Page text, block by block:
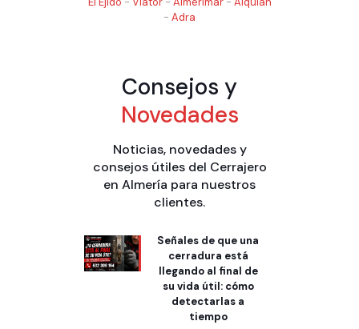
- Adra
Consejos y
Novedades
Noticias, novedades y
consejos útiles del Cerrajero
en Almería para nuestros
clientes.
Señales de que una
cerradura está
llegando al final de
su vida útil: cómo
detectarlas a
tiempo